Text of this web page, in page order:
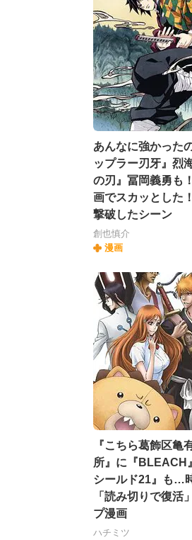
あんなに強かった
ップラー刃牙』烈
の刃』冨岡義勇も
画でスカッとした
撃破したシーン
創也慎介
漫画
『こちら葛飾区亀
所』に『BLEACH
シールド21』も…
「読み切りで復活
プ漫画
ハチミツ